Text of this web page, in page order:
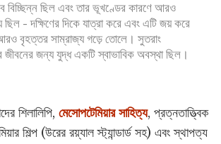
বিচ্ছিন্ন ছিল এবং তার ভূখণ্ডের কারণে আরও
ছিল - দক্ষিণের দিকে যাত্রা করে এবং এটি জয় করে
বৃহত্তর সাম্রাজ্য গড়ে তোলে। সুতরাং
জীবনের জন্য যুদ্ধ একটি স্বাভাবিক অবস্থা ছিল।
শিলালিপি, মেসোপটেমিয়ার সাহিত্য, প্রত্নতাত্ত্বিক
শিল্প (উরের রয়্যাল স্ট্যান্ডার্ড সহ) এবং স্থাপত্য